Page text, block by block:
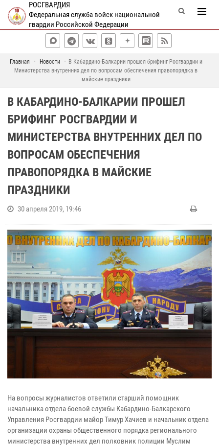
РОСГВАРДИЯ
Федеральная служба войск национальной
гвардии Российской Федерации
Главная Новости
В Кабардино-Балкарии прошел брифинг Росгвардии и
Министерства внутренних дел по вопросам обеспечения правопорядка в
майские праздники
В КАБАРДИНО-БАЛКАРИИ ПРОШЕЛ
БРИФИНГ РОСГВАРДИИ И
МИНИСТЕРСТВА ВНУТРЕННИХ ДЕЛ ПО
ВОПРОСАМ ОБЕСПЕЧЕНИЯ
ПРАВОПОРЯДКА В МАЙСКИЕ
ПРАЗДНИКИ
30 апреля 2019, 19:46
На вопросы журналистов ответили старший помощник
начальника отдела боевой службы Кабардино-Балкарского
Управления Росгвардии майор Тимур Хачиев и начальник отдела
организации охраны общественного порядка регионального
министерства внутренних дел полковник полиции Муслим